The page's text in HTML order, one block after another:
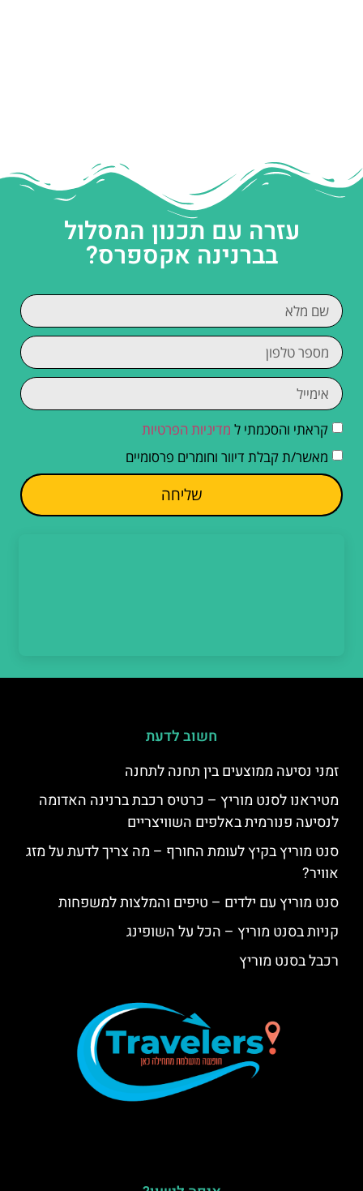
עזרה עם תכנון המסלול
בברנינה אקספרס?
קראתי והסכמתי ל מדיניות הפרטיות
מאשר/ת קבלת דיוור וחומרים פרסומיים
שליחה
חשוב לדעת
זמני נסיעה ממוצעים בין תחנה לתחנה
מטיראנו לסנט מוריץ – כרטיס רכבת ברנינה האדומה
לנסיעה פנורמית באלפים השוויצריים
סנט מוריץ בקיץ לעומת החורף – מה צריך לדעת על מזג
אוויר?
סנט מוריץ עם ילדים – טיפים והמלצות למשפחות
קניות בסנט מוריץ – הכל על השופינג
רכבל בסנט מוריץ